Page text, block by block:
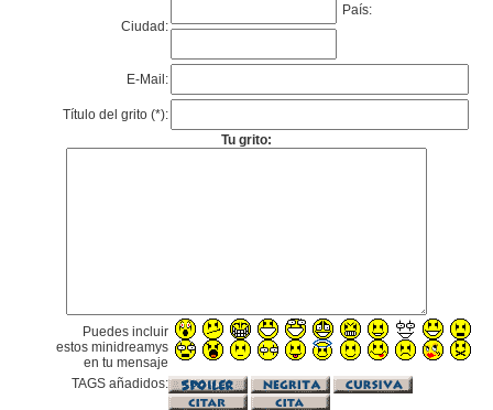
Ciudad:
País:
E-Mail:
Título del grito (*):
Tu grito:
Puedes incluir
estos minidreamys
en tu mensaje
TAGS añadidos: